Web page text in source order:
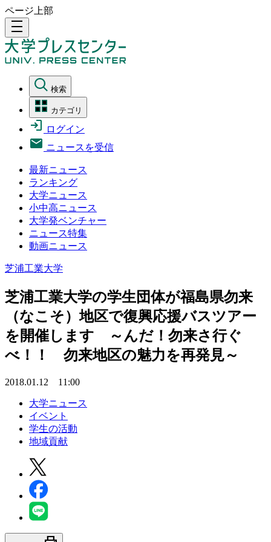
ページ上部
density_medium
検索
カテゴリ
ログイン
ニュースを受信
最新ニュース
ランキング
大学ニュース
小中高ニュース
大学発ベンチャー
ニュース特集
動画ニュース
芝浦工業大学
芝浦工業大学の学生団体が福島県勿来
（なこそ）地区で復興応援バスツアー
を開催します ～んだ！勿来さ行ぐ
べ！！ 勿来地区の魅力を再発見～
2018.01.12 11:00
大学ニュース
イベント
学生の活動
地域貢献